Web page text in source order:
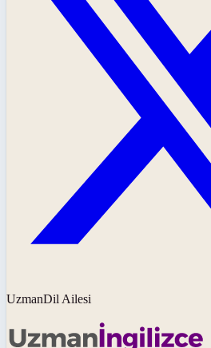
UzmanDil Ailesi